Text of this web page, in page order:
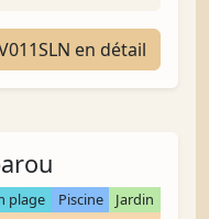
en détail
plage Piscine
Jardin